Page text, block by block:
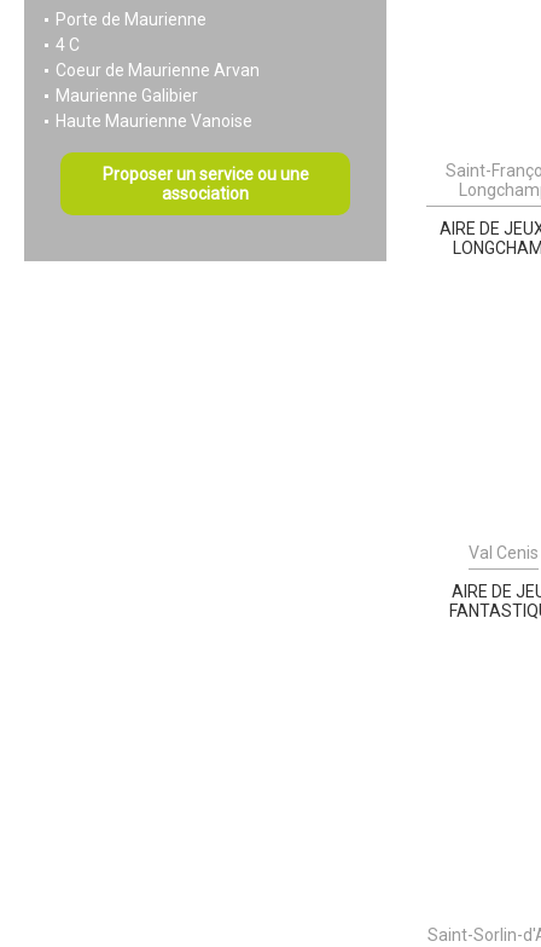
Porte de Maurienne
4 C
Coeur de Maurienne Arvan
Maurienne Galibier
Haute Maurienne Vanoise
Proposer un service ou une
association
Saint-
AIRE DE
Val Cenis
AIRE DE
Saint-Sorlin-